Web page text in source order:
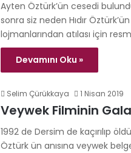
Ayten Öztürk’ün cesedi
sonra siz neden Hıdır
lojmanlarından atılası için
Devamını Oku »
Selim Çürükkaya 1 Nisan 2019
Veywek Filminin
1992 de Dersim de kaçırılıp
Öztürk ün anısına veywek